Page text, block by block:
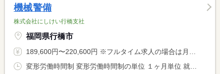
機械警備
株式会社にしけい行橋支社
福岡県行橋市
189,600円〜220,600円 ※フルタイム求人の場合は月額（換算額）、パート求人の場合は時間額を表示しています。